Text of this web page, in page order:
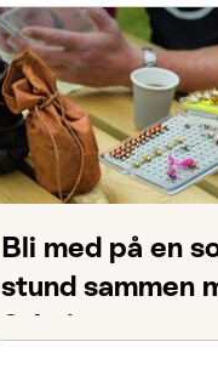
Bli med på en
stund sammen